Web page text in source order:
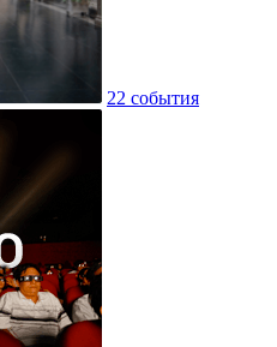
22 события